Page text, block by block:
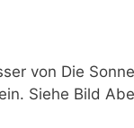
von Die
Siehe Bild